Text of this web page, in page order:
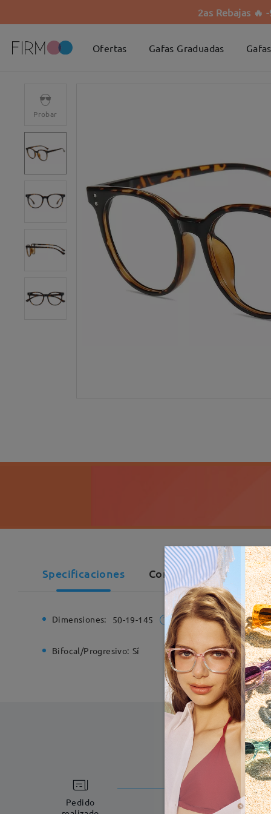
2as Rebajas 🔥
Ofertas Gafas Graduadas
Probar
Specificaciones Comentarios de
Dimensiones: 50-19-145 Ancho
Bifocal/Progresivo: Sí Bisagra
Pedido
5-7 días